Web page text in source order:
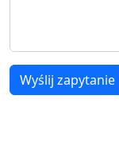
Wyślij zapytanie